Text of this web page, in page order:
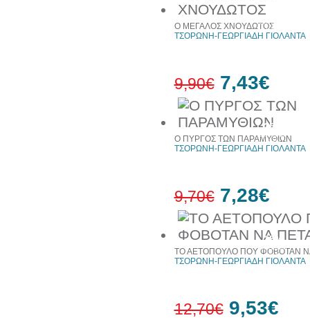
25%
έκπτωση
web
25%
έκπτωση
web
Ο ΜΕΓΑΛΟΣ ΧΝΟΥΔΩΤΟΣ
ΤΣΟΡΩΝΗ-ΓΕΩΡΓΙΑΔΗ ΓΙΟΛΑΝΤΑ
9,90€ 7,43€
25%
έκπτωση
web
Ο ΠΥΡΓΟΣ ΤΩΝ ΠΑΡΑΜΥΘΙΩΝ
ΤΣΟΡΩΝΗ-ΓΕΩΡΓΙΑΔΗ ΓΙΟΛΑΝΤΑ
9,70€ 7,28€
ΤΟ ΑΕΤΟΠΟΥΛΟ ΠΟΥ ΦΟΒΟΤΑΝ
ΤΣΟΡΩΝΗ-ΓΕΩΡΓΙΑΔΗ ΓΙΟΛΑΝΤΑ
12,70€ 9,53€